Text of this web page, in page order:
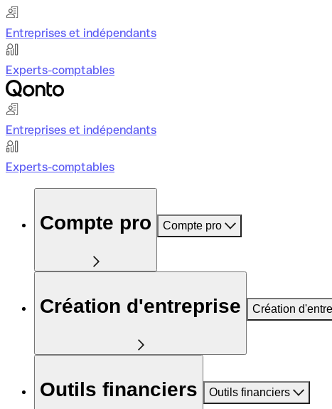
Entreprises et indépendants
Experts-comptables
Entreprises et indépendants
Experts-comptables
Compte pro Compte pro
Création d'entreprise Création
Outils financiers Outils financiers